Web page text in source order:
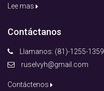
Lee mas
Contáctanos
Llamanos: (81)-1255-1359
ruselvyh@gmail.com
Contáctenos